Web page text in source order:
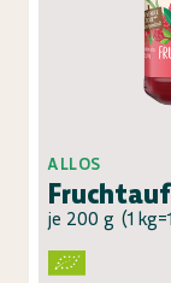
ALLOS
je 200 g (1